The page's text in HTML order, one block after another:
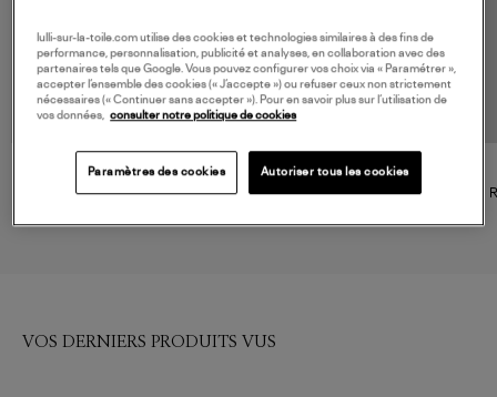
SAMSOE SAMSOE
Robe Courte Sasusanna Black
MAISON SAINT JULIEN
Robe Mykonos Coton Kaki
VOS DERNIERS PRODUITS VUS
lulli-sur-la-toile.com utilise des cookies et technologies similaires à des fins de
performance, personnalisation, publicité et analyses, en collaboration avec des
partenaires tels que Google. Vous pouvez configurer vos choix via « Paramétrer »,
accepter l’ensemble des cookies (« J’accepte ») ou refuser ceux non strictement
nécessaires (« Continuer sans accepter »). Pour en savoir plus sur l’utilisation de
vos données, consulter notre politique de cookies
Paramètres des cookies Autoriser tous les cookies